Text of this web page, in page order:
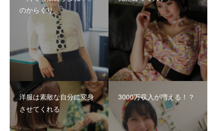
のからくり
洋服は素敵な自分に変身
させてくれる
3000万収入が増える！？